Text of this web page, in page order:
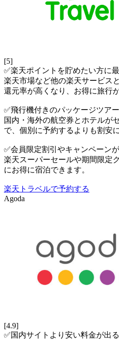
[5]
✅楽天ポイントを貯めたい方に
楽天市場など他の楽天サービス
還元率が高くなり、お得に旅行
✅飛行機付きのパッケージツア
国内・海外の航空券とホテルが
で、個別に予約するよりも割安
✅会員限定割引やキャンペーン
楽天スーパーセールや期間限定
にお得に宿泊できます。
楽天トラベルで予約する
Agoda
[4.9]
✅国内サイトより安い料金が出